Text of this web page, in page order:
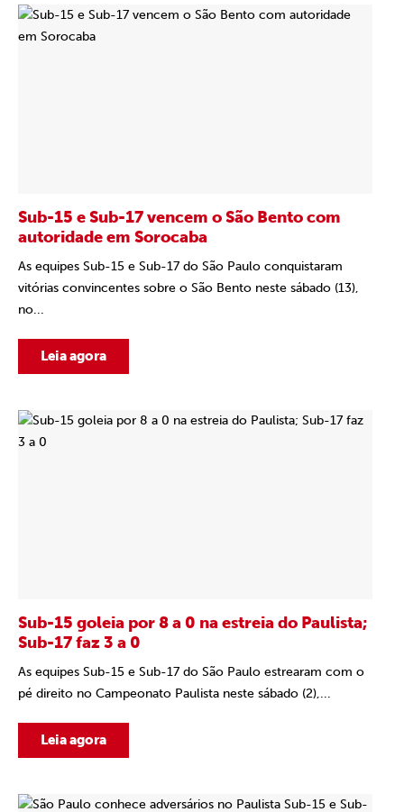
Sub-15 e Sub-17 vencem o São Bento com
autoridade em Sorocaba
As equipes Sub-15 e Sub-17 do São Paulo conquistaram
vitórias convincentes sobre o São Bento neste sábado (13),
no...
Leia agora
Sub-15 goleia por 8 a 0 na estreia do Paulista;
Sub-17 faz 3 a 0
As equipes Sub-15 e Sub-17 do São Paulo estrearam com o
pé direito no Campeonato Paulista neste sábado (2),...
Leia agora